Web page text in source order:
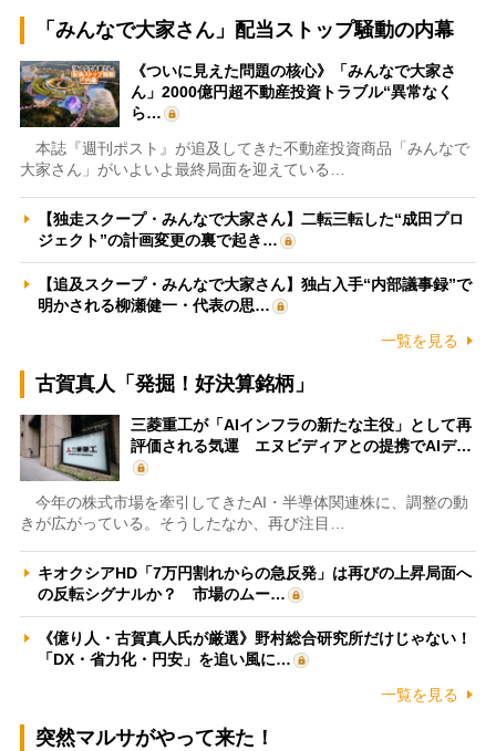
「みんなで大家さん」配当ストップ騒動の内幕
《ついに見えた問題の核心》「みんなで大家さ
ん」2000億円超不動産投資トラブル“異常なく
ら…
本誌『週刊ポスト』が追及してきた不動産投資商品「みんなで
大家さん」がいよいよ最終局面を迎えている…
【独走スクープ・みんなで大家さん】二転三転した“成田プロ
ジェクト”の計画変更の裏で起き…
【追及スクープ・みんなで大家さん】独占入手“内部議事録”で
明かされる柳瀬健一・代表の思…
一覧を見る
古賀真人「発掘！好決算銘柄」
三菱重工が「AIインフラの新たな主役」として再
評価される気運 エヌビディアとの提携でAIデ…
今年の株式市場を牽引してきたAI・半導体関連株に、調整の動
きが広がっている。そうしたなか、再び注目…
キオクシアHD「7万円割れからの急反発」は再びの上昇局面へ
の反転シグナルか？ 市場のムー…
《億り人・古賀真人氏が厳選》野村総合研究所だけじゃない！
「DX・省力化・円安」を追い風に…
一覧を見る
突然マルサがやって来た！